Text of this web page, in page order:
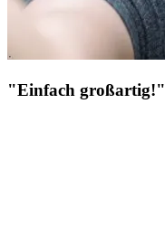
"Einfach großartig!"